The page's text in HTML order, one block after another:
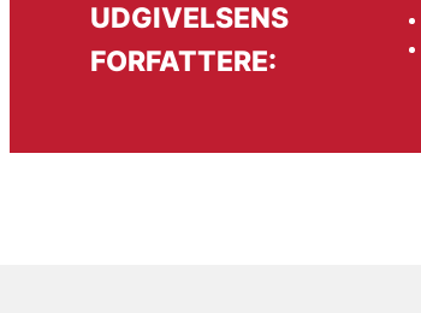
UDGIVELSENS
FORFATTERE: